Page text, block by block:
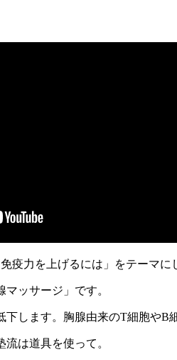
疫力を上げるには」をテーマに
ッサージ」です。
します。胸腺由来のT細胞やB
は道具を使って。